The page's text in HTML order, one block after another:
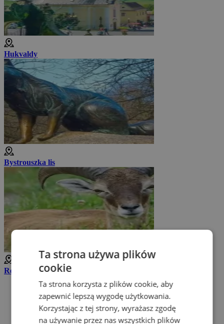
Hukvaldy
Bystrouszka lis
Rezerwat Hukvaldy
Ta strona używa plików
cookie
Ta strona korzysta z plików cookie, aby
zapewnić lepszą wygodę użytkowania.
Korzystając z tej strony, wyrażasz zgodę
na używanie przez nas wszystkich plików